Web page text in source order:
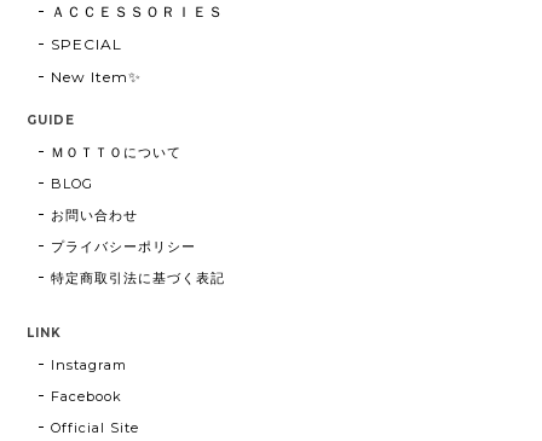
ＡＣＣＥＳＳＯＲＩＥＳ
SPECIAL
New Item✨
GUIDE
ＭＯＴＴＯについて
BLOG
お問い合わせ
プライバシーポリシー
特定商取引法に基づく表記
LINK
Instagram
Facebook
Official Site